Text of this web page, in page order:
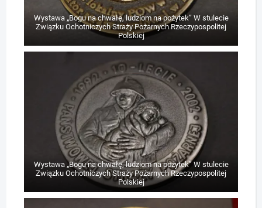
Wystawa „Bogu na chwałę, ludziom na pożytek” W stulecie
Związku Ochotniczych Straży Pożarnych Rzeczypospolitej
Polskiej
Wystawa „Bogu na chwałę, ludziom na pożytek” W stulecie
Związku Ochotniczych Straży Pożarnych Rzeczypospolitej
Polskiej